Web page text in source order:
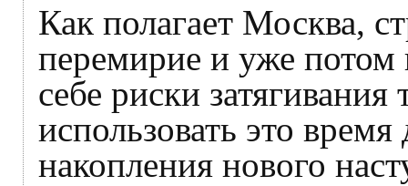
Как полагает Москва,
перемирие и уже потом
себе риски
использовать это
накопления нового